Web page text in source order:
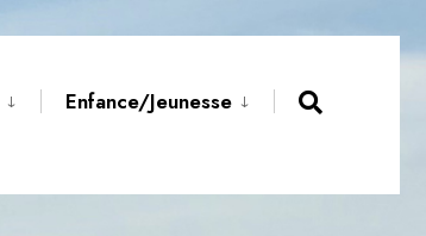
Enfance/Jeunesse